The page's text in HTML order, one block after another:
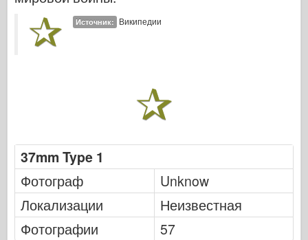
Эдуард
E.T. Модель
Тонкие формы
ХоббиБос
Модели IBG
Jc.
Италери
Источник: Википедии
37mm Type 1
Фотограф
Unknow
Локализации
Неизвестная
Фотографии
57